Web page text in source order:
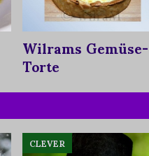
Wilrams Gemüse-
Torte
CLEVER